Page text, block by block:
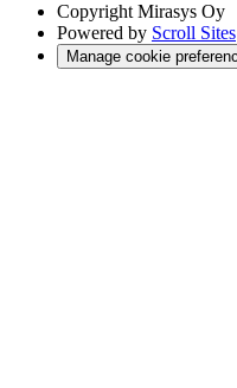
Copyright Mirasys Oy
Powered by Scroll Sites
Manage cookie